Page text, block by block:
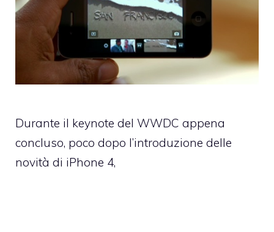
Durante il keynote del WWDC appena
concluso, poco dopo l’introduzione delle
novità di iPhone 4,